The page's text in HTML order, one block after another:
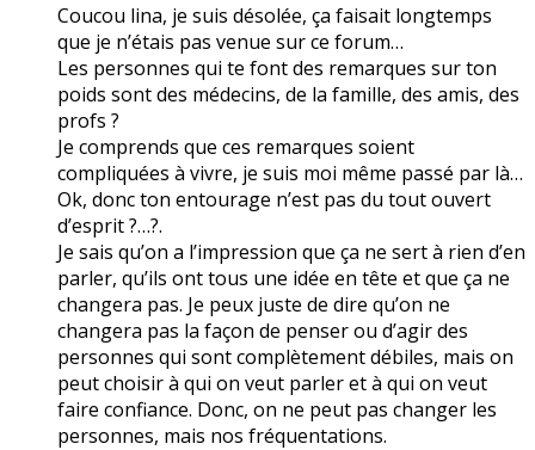
Coucou lina, je suis désolée, ça faisait longtemps
que je n’étais pas venue sur ce forum…
Les personnes qui te font des remarques sur ton
poids sont des médecins, de la famille, des amis, des
profs ?
Je comprends que ces remarques soient
compliquées à vivre, je suis moi même passé par là…
Ok, donc ton entourage n’est pas du tout ouvert
d’esprit ?…?.
Je sais qu’on a l’impression que ça ne sert à rien d’en
parler, qu’ils ont tous une idée en tête et que ça ne
changera pas. Je peux juste de dire qu’on ne
changera pas la façon de penser ou d’agir des
personnes qui sont complètement débiles, mais on
peut choisir à qui on veut parler et à qui on veut
faire confiance. Donc, on ne peut pas changer les
personnes, mais nos fréquentations.